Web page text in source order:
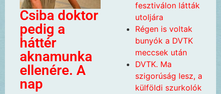
Csiba doktor
pedig a
háttér
aknamunka
ellenére. A
nap
fesztiválon látták
utoljára
Régen is voltak
bunyók a DVTK
meccsek után
DVTK. Ma
szigorúság lesz, a
külföldi szurkolók